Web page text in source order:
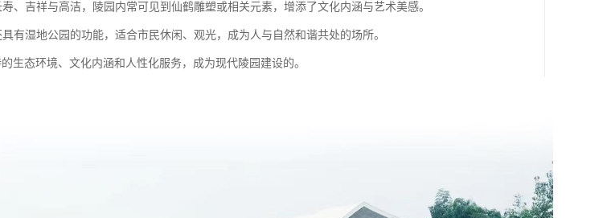
、吉祥与高洁，陵园内常可见到仙鹤雕塑或相关元素，增添了文化内涵与艺术美感。
有湿地公园的功能，适合市民休闲、观光，成为人与自然和谐共处的场所。
生态环境、文化内涵和人性化服务，成为现代陵园建设的。